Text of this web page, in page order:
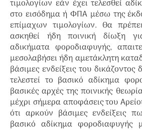
τιμολογίων εάν έχει τελεσθεί
στο εισόδημα ή ΦΠΑ μέσω της
επίμαχων τιμολογίων. Θα
ασκηθεί ήδη ποινική δίωξη
αδικήματα φοροδιαφυγής,
μεσολαβήσει ήδη αμετάκλητη
βάσιμες ενδείξεις του δικάζοντος
τελεστεί το βασικό αδίκημα
βασικές αρχές της ποινικής
μέχρι σήμερα αποφάσεις του
ότι αρκούν βάσιμες ενδείξεις
βασικό αδίκημα φοροδιαφυγής